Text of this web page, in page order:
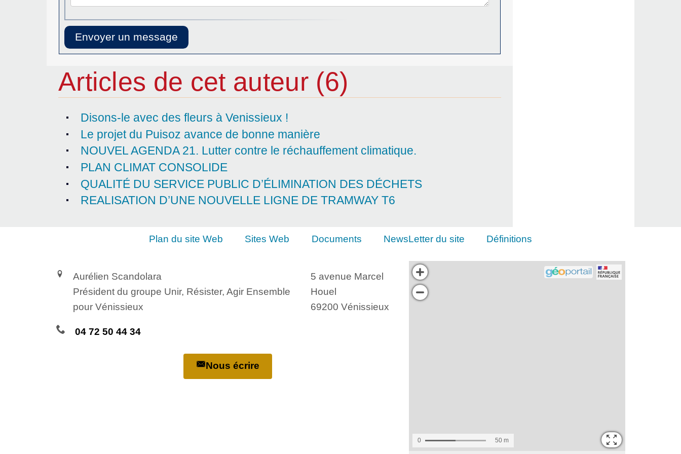
Articles de cet auteur (6)
Disons-le avec des fleurs à Venissieux !
Le projet du Puisoz avance de bonne manière
NOUVEL AGENDA 21. Lutter contre le réchauffement climatique.
PLAN CLIMAT CONSOLIDE
QUALITÉ DU SERVICE PUBLIC D’ÉLIMINATION DES DÉCHETS
REALISATION D’UNE NOUVELLE LIGNE DE TRAMWAY T6
Plan du site Web Sites Web Documents NewsLetter du site Définitions
Aurélien Scandolara
Président du groupe Unir, Résister, Agir Ensemble
pour Vénissieux
5 avenue Marcel
Houel
69200 Vénissieux
04 72 50 44 34
Nous écrire